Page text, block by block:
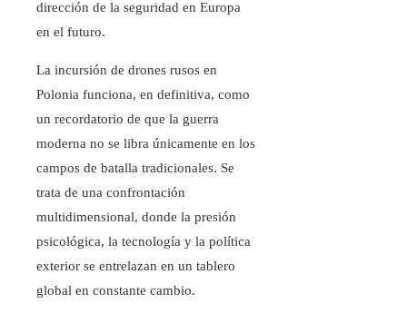
dirección de la seguridad en Europa
en el futuro.
La incursión de drones rusos en
Polonia funciona, en definitiva, como
un recordatorio de que la guerra
moderna no se libra únicamente en los
campos de batalla tradicionales. Se
trata de una confrontación
multidimensional, donde la presión
psicológica, la tecnología y la política
exterior se entrelazan en un tablero
global en constante cambio.